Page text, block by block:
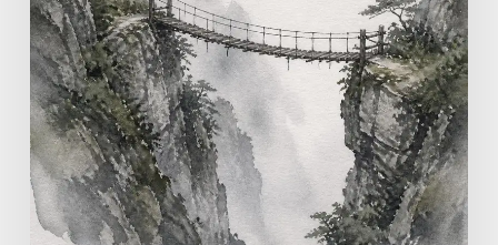
|
Evangelium
vom
9.
August